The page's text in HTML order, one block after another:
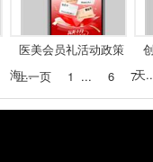
医美会员礼活动政策
海...
天
上一页 1 ... 6 7